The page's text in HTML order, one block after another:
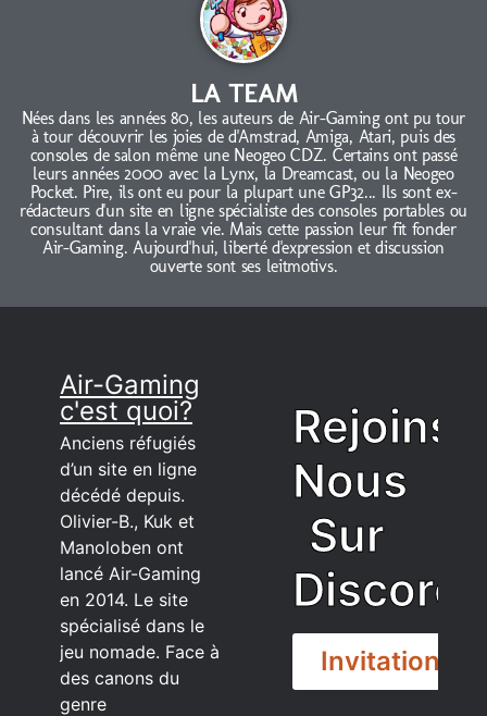
LA TEAM
Nées dans les années 80, les auteurs de Air-Gaming ont pu tour
à tour découvrir les joies de d'Amstrad, Amiga, Atari, puis des
consoles de salon même une Neogeo CDZ. Certains ont passé
leurs années 2000 avec la Lynx, la Dreamcast, ou la Neogeo
Pocket. Pire, ils ont eu pour la plupart une GP32... Ils sont ex-
rédacteurs d'un site en ligne spécialiste des consoles portables ou
consultant dans la vraie vie. Mais cette passion leur fit fonder
Air-Gaming. Aujourd'hui, liberté d'expression et discussion
ouverte sont ses leitmotivs.
Air-Gaming
c'est quoi?
Anciens réfugiés
d’un site en ligne
décédé depuis.
Olivier-B., Kuk et
Manoloben ont
lancé Air-Gaming
en 2014. Le site
spécialisé dans le
jeu nomade. Face à
des canons du
genre
Rejoins
Nous
Sur
Discord
Invitation